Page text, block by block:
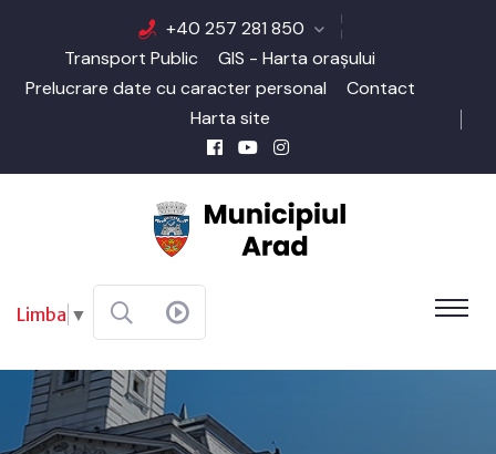
+40 257 281 850
Transport Public
GIS - Harta orașului
Prelucrare date cu caracter personal
Contact
Harta site
Limba ▼